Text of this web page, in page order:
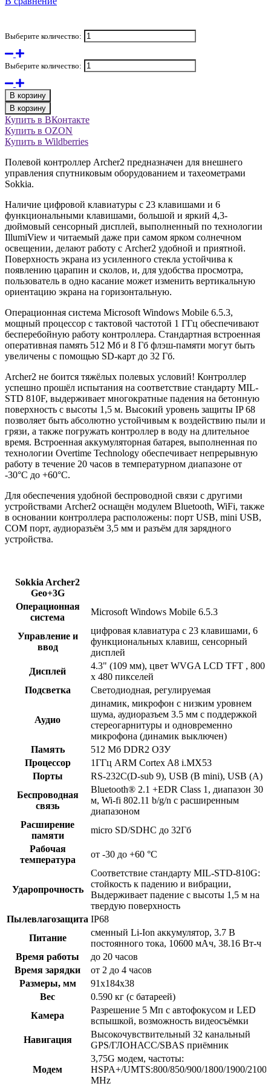
Выберите количество:
Выберите количество:
В корзину
В корзину
Купить в ВКонтакте
Купить в OZON
Купить в Wildberries
Полевой контроллер Archer2 предназначен для внешнего
управления спутниковым оборудованием и тахеометрами
Sokkia.
Наличие цифровой клавиатуры с 23 клавишами и 6
функциональными клавишами, большой и яркий 4,3-
дюймовый сенсорный дисплей, выполненный по технологии
IllumiView и читаемый даже при самом ярком солнечном
освещении, делают работу с Archer2 удобной и приятной.
Поверхность экрана из усиленного стекла устойчива к
появлению царапин и сколов, и, для удобства просмотра,
пользователь в одно касание может изменить вертикальную
ориентацию экрана на горизонтальную.
Операционная система Microsoft Windows Mobile 6.5.3,
мощный процессор с тактовой частотой 1 ГГц обеспечивают
бесперебойную работу контроллера. Стандартная встроенная
оперативная память 512 Мб и 8 Гб флэш-памяти могут быть
увеличены с помощью SD-карт до 32 Гб.
Archer2 не боится тяжёлых полевых условий! Контроллер
успешно прошёл испытания на соответствие стандарту MIL-
STD 810F, выдерживает многократные падения на бетонную
поверхность с высоты 1,5 м. Высокий уровень защиты IP 68
позволяет быть абсолютно устойчивым к воздействию пыли и
грязи, а также погружать контроллер в воду на длительное
время. Встроенная аккумуляторная батарея, выполненная по
технологии Overtime Technology обеспечивает непрерывную
работу в течение 20 часов в температурном диапазоне от
-30°С до +60°С.
Для обеспечения удобной беспроводной связи с другими
устройствами Archer2 оснащён модулем Bluetooth, WiFi, также
в основании контроллера расположены: порт USB, mini USB,
COM порт, аудиоразъём 3,5 мм и разъём для зарядного
устройства.
Sokkia Archer2
Geo+3G
Операционная
система
Microsoft Windows Mobile 6.5.3
Управление и
ввод
цифровая клавиатура с 23 клавишами, 6
функциональных клавиш, сенсорный
дисплей
Дисплей
4.3" (109 мм), цвет WVGA LCD TFT , 800
x 480 пикселей
Подсветка
Светодиодная, регулируемая
Аудио
динамик, микрофон с низким уровнем
шума, аудиоразъем 3.5 мм с поддержкой
стереогарнитуры и одновременно
микрофона (динамик выключен)
Память
512 Мб DDR2 ОЗУ
Процессор
1ГГц ARM Cortex A8 i.MX53
Порты
RS-232C(D-sub 9), USB (B mini), USB (A)
Беспроводная
связь
Bluetooth® 2.1 +EDR Class 1, диапазон 30
м, Wi-fi 802.11 b/g/n с расширенным
диапазоном
Расширение
памяти
micro SD/SDHC до 32Гб
Рабочая
температура
от -30 до +60 °С
Ударопрочность
Соответствие стандарту MIL-STD-810G:
стойкость к падению и вибрации,
Выдерживает падение с высоты 1,5 м на
твердую поверхность
Пылевлагозащита IP68
Питание
сменный Li-Ion аккумулятор, 3.7 В
постоянного тока, 10600 мАч, 38.16 Вт-ч
Время работы
до 20 часов
Время зарядки
от 2 до 4 часов
Размеры, мм
91x184x38
Вес
0.590 кг (с батареей)
Камера
Разрешение 5 Мп с автофокусом и LED
вспышкой, возможность видеосъёмки
Навигация
Высокочувствительный 32 канальный
GPS/ГЛОНАСС/SBAS приёмник
Модем
3,75G модем, частоты:
HSPA+/UMTS:800/850/900/1800/1900/2100
MHz